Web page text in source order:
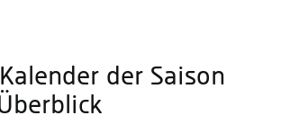
der Saison